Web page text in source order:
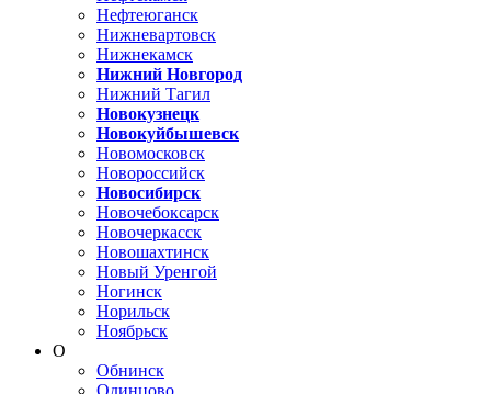
Нефтеюганск
Нижневартовск
Нижнекамск
Нижний Новгород
Нижний Тагил
Новокузнецк
Новокуйбышевск
Новомосковск
Новороссийск
Новосибирск
Новочебоксарск
Новочеркасск
Новошахтинск
Новый Уренгой
Ногинск
Норильск
Ноябрьск
О
Обнинск
Одинцово